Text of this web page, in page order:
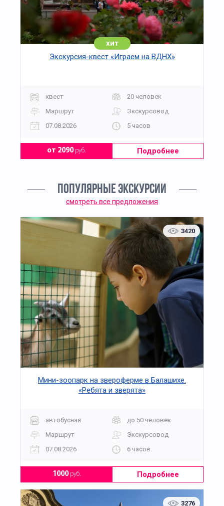
хит
Экскурсия-квест «Играем на ВДНХ»
квест
20 человек
Маршрут
Экскурсовод
07.08.2026
5 часов
от 2090руб. Подробнее
ПОПУЛЯРНЫЕ ЭКСКУРСИИ
смотреть все предложения
3420
Мини-зоопарк на звероферме в Балашихе.
«Ребята и зверята»
автобусная
до 50 человек
Маршрут
Экскурсовод
07.08.2026
6 часов
1000руб. Подробнее
3276